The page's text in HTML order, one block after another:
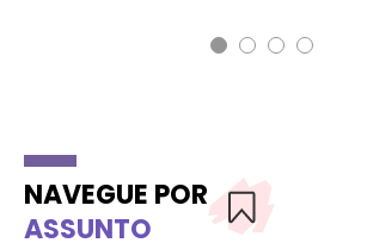
NAVEGUE POR
ASSUNTO